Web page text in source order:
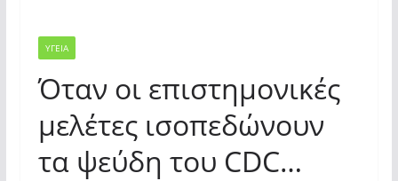
ΥΓΕΙΑ
Όταν οι επιστημονικές
μελέτες ισοπεδώνουν
τα ψεύδη του CDC…